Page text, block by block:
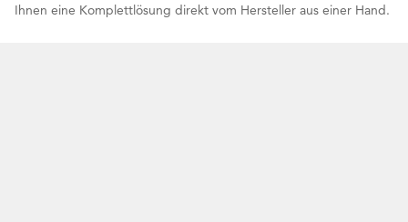
Ihnen eine Komplettlösung direkt vom Hersteller aus einer Hand.